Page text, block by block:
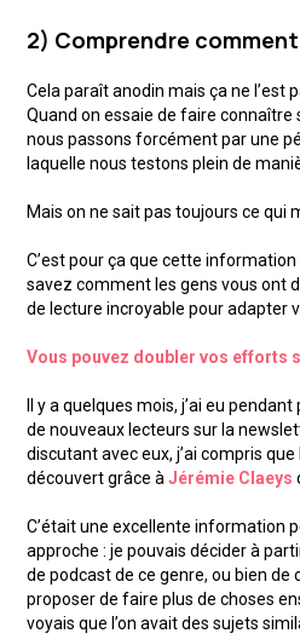
2) Comprendre
Cela paraît anodin mais ça ne l’est
Quand on essaie de faire connaître
nous passons forcément par une
laquelle nous testons plein de
Mais on ne sait pas toujours ce qui
C’est pour ça que cette
savez comment les gens vous ont
de lecture incroyable pour adapter
Vous pouvez doubler vos efforts
Il y a quelques mois, j’ai eu
de nouveaux lecteurs sur la
discutant avec eux, j’ai compris
découvert grâce àJérémie Claeys
C’était une excellente information
approche : je pouvais décider à
de podcast de ce genre, ou bien
proposer de faire plus de choses
voyais que l’on avait des sujets